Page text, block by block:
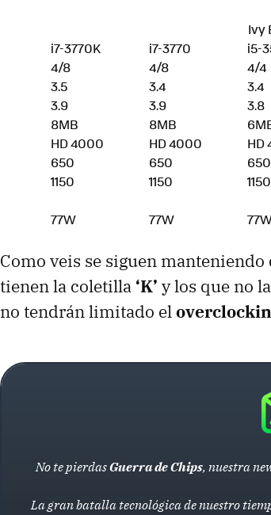
Ivy
i7-3770K i7-3770 i5-
4/8 4/8 4/4
3.5 3.4 3.4
3.9 3.9 3.8
8MB 8MB
HD 4000 HD 4000 HD
650 650 650
1150 1150 1150
77W 77W
Como veis se siguen
tienen la coletilla ‘K’ y los que no
no tendrán limitado el
No te pierdasGuerra de Chips, nuestra
La gran batalla tecnológica de nuestro